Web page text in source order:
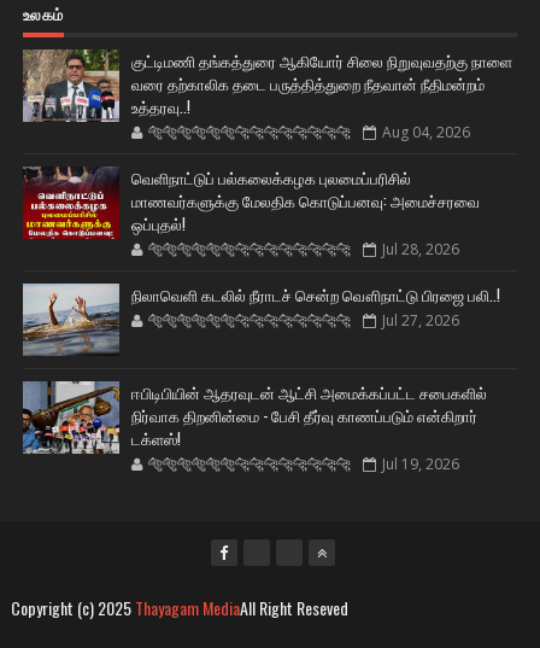
உலகம்
குட்டிமணி தங்கத்துரை ஆகியோர் சிலை நிறுவுவதற்கு நாளை
வரை தற்காலிக தடை பருத்தித்துறை நீதவான் நீதிமன்றம்
உத்தரவு..!
🐅🐅🐅🐅🐅🐅🐆🐆🐆🐆🐆🐆🐆🐆 Aug 04, 2026
வெளிநாட்டுப் பல்கலைக்கழக புலமைப்பரிசில்
மாணவர்களுக்கு மேலதிக கொடுப்பனவு: அமைச்சரவை
ஒப்புதல்!
🐅🐅🐅🐅🐅🐅🐆🐆🐆🐆🐆🐆🐆🐆 Jul 28, 2026
நிலாவெளி கடலில் நீராடச் சென்ற வௌிநாட்டு பிரஜை பலி..!
🐅🐅🐅🐅🐅🐅🐆🐆🐆🐆🐆🐆🐆🐆 Jul 27, 2026
ஈபிடிபியின் ஆதரவுடன் ஆட்சி அமைக்கப்பட்ட சபைகளில்
நிர்வாக திறனின்மை - பேசி தீர்வு காணப்படும் என்கிறார்
டக்ளஸ்!
🐅🐅🐅🐅🐅🐅🐆🐆🐆🐆🐆🐆🐆🐆 Jul 19, 2026
Copyright (c) 2025Thayagam MediaAll Right Reseved